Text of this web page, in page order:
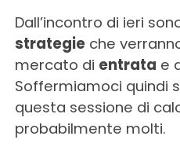
Dall’incontro di ieri
strategieche
mercato di entrata e
Soffermiamoci quindi
questa sessione di
probabilmente molti.